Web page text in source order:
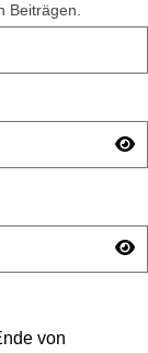
Beiträgen.
von